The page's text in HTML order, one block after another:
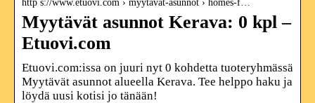
http s://www.etuovi.com › myytavat-asunnot › homes-f…
Myytävät asunnot Kerava: 0 kpl –
Etuovi.com
Etuovi.com:issa on juuri nyt 0 kohdetta tuoteryhmässä
Myytävät asunnot alueella Kerava. Tee helppo haku ja
löydä uusi kotisi jo tänään!